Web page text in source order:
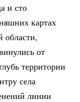
и сто
картах
области,
от
территории
села
линии